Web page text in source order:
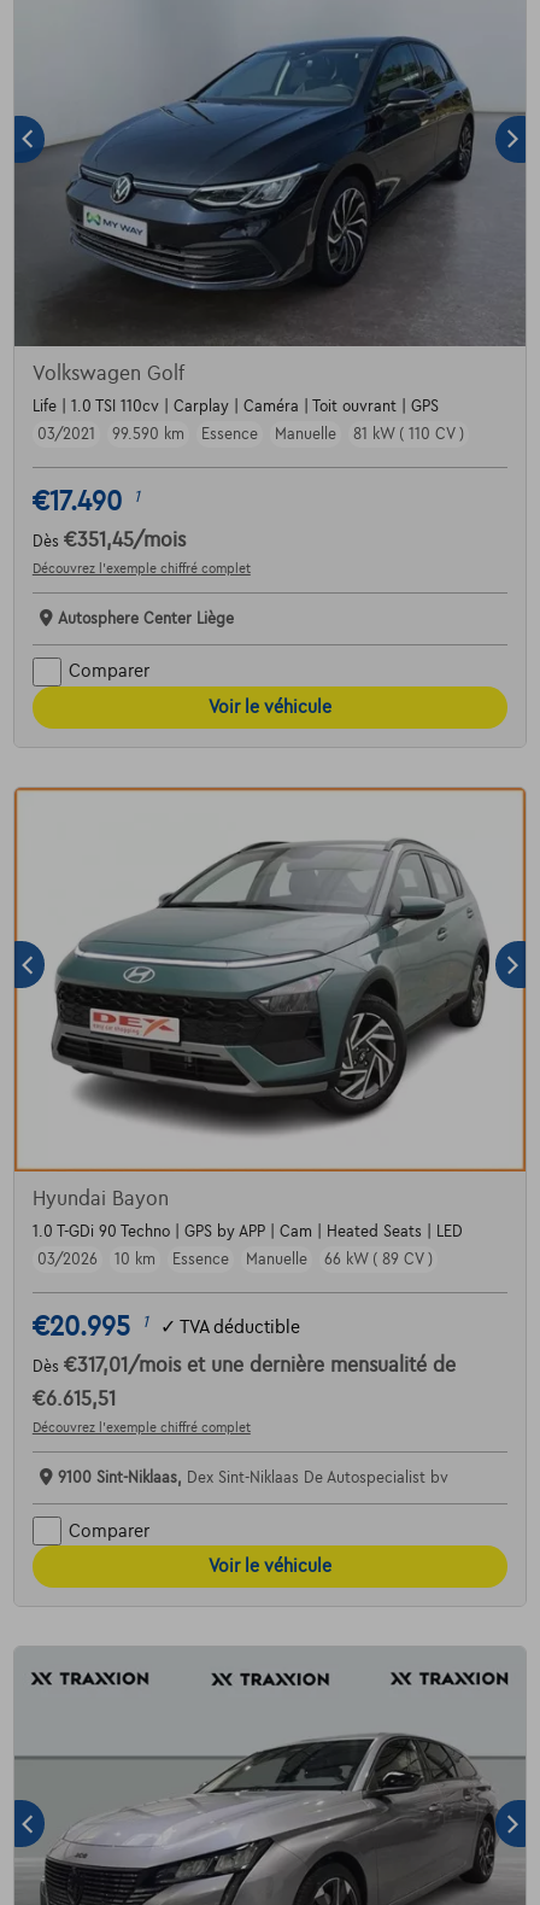
Volkswagen Golf
Life | 1.0 TSI 110cv | Carplay | Caméra | Toit ouvrant | GPS
03/2021
99.590 km Essence Manuelle 81 kW ( 110 CV )
€17.490 1
Dès €351,45/mois
Découvrez l’exemple chiffré complet
Autosphere Center Liège
Comparer
Voir le véhicule
Hyundai Bayon
1.0 T-GDi 90 Techno | GPS by APP | Cam | Heated Seats | LED
03/2026
10 km Essence Manuelle 66 kW ( 89 CV )
€20.995 1 ✓ TVA déductible
Dès €317,01 /mois et une dernière mensualité de
€6.615,51
Découvrez l’exemple chiffré complet
9100 Sint-Niklaas, Dex Sint-Niklaas De Autospecialist bv
Comparer
Voir le véhicule